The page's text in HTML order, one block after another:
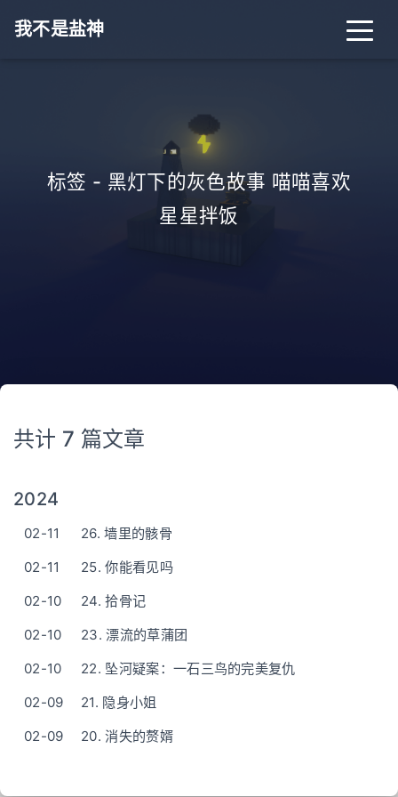
我不是盐神
标签 - 黑灯下的灰色故事 喵喵喜欢
星星拌饭
共计 7 篇文章
2024
02-11
26. 墙里的骸骨
02-11
25. 你能看见吗
02-10
24. 拾骨记
02-10
23. 漂流的草蒲团
02-10
22. 坠河疑案：一石三鸟的完美复仇
02-09
21. 隐身小姐
02-09
20. 消失的赘婿